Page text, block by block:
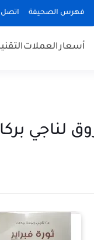
فهرس الصحيفة اتصل
أسعارالعملات
لناجي